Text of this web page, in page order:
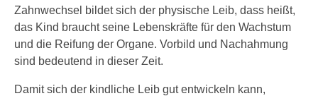
Zahnwechsel bildet sich der physische Leib, dass heißt,
das Kind braucht seine Lebenskräfte für den Wachstum
und die Reifung der Organe. Vorbild und Nachahmung
sind bedeutend in dieser Zeit.
Damit sich der kindliche Leib gut entwickeln kann,